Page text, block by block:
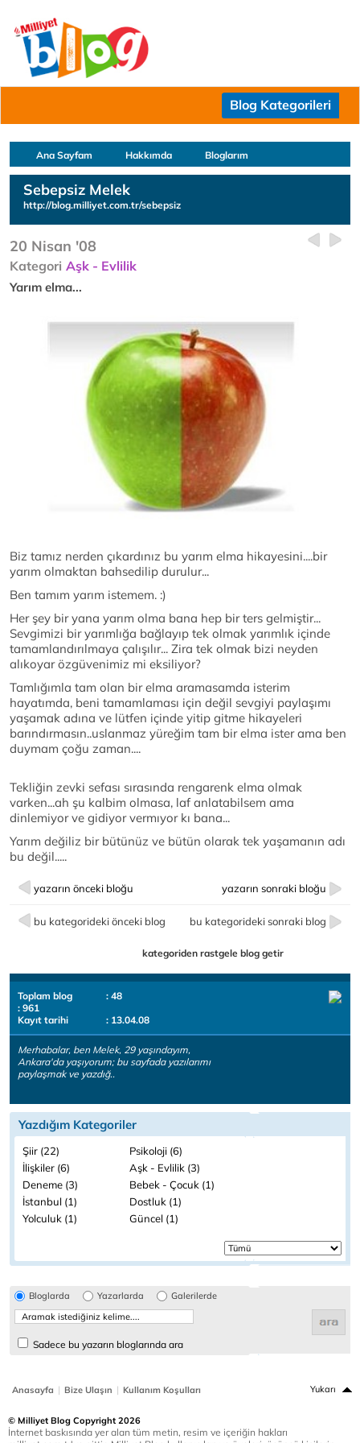
Blog Kategorileri
Ana Sayfam Hakkımda Bloglarım
Sebepsiz Melek
http://blog.milliyet.com.tr/sebepsiz
20 Nisan '08
Kategori Aşk - Evlilik
Yarım elma...
Biz tamız nerden çıkardınız bu yarım elma hikayesini....bir
yarım olmaktan bahsedilip durulur...
Ben tamım yarım istemem. :)
Her şey bir yana yarım olma bana hep bir ters gelmiştir...
Sevgimizi bir yarımlığa bağlayıp tek olmak yarımlık içinde
tamamlandırılmaya çalışılır... Zira tek olmak bizi neyden
alıkoyar özgüvenimiz mi eksiliyor?
Tamlığımla tam olan bir elma aramasamda isterim
hayatımda, beni tamamlaması için değil sevgiyi paylaşımı
yaşamak adına ve lütfen içinde yitip gitme hikayeleri
barındırmasın..uslanmaz yüreğim tam bir elma ister ama ben
duymam çoğu zaman....
Tekliğin zevki sefası sırasında rengarenk elma olmak
varken...ah şu kalbim olmasa, laf anlatabilsem ama
dinlemiyor ve gidiyor vermıyor kı bana...
Yarım değiliz bir bütünüz ve bütün olarak tek yaşamanın adı
bu değil.....
yazarın önceki bloğu yazarın sonraki bloğu
bu kategorideki önceki blog bu kategorideki sonraki blog
kategoriden rastgele blog getir
Toplam blog
: 48
: 961
Kayıt tarihi
: 13.04.08
Merhabalar, ben Melek, 29 yaşındayım,
Ankara'da yaşıyorum; bu sayfada yazılarımı
paylaşmak ve yazdığ..
Yazdığım Kategoriler
Şiir (22)
Psikoloji (6)
İlişkiler (6)
Aşk - Evlilik (3)
Deneme (3)
Bebek - Çocuk (1)
İstanbul (1)
Dostluk (1)
Yolculuk (1)
Güncel (1)
Bloglarda Yazarlarda Galerilerde
Sadece bu yazarın bloglarında ara
Anasayfa | Bize Ulaşın | Kullanım Koşulları Yukarı
© Milliyet Blog Copyright 2026
İnternet baskısında yer alan tüm metin, resim ve içeriğin hakları